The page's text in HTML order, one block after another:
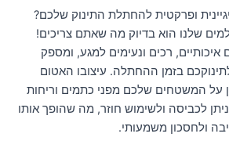
ופרקטית להחתלת התינוק שלכם?
שלנו הוא בדיוק מה שאתם צריכים!
רכים ונעימים למגע, ומספק
בזמן ההחתלה. עיצובו האטום
על המשטחים שלכם מפני כתמים וריחות
לכביסה ולשימוש חוזר, מה שהופך אותו
ולחסכון משמעותי.